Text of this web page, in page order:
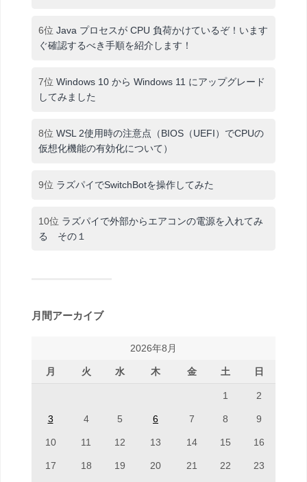
6位 Java プロセスが CPU 負荷かけているぞ！います
ぐ確認するべき手順を紹介します！
7位 Windows 10 から Windows 11 にアップグレード
してみました
8位 WSL 2使用時の注意点（BIOS（UEFI）でCPUの
仮想化機能の有効化について）
9位 ラズパイでSwitchBotを操作してみた
10位 ラズパイで外部からエアコンの電源を入れてみ
る その１
月間アーカイブ
2026年8月
月 火 水 木 金 土 日
1 2
3 4 5 6 7 8 9
10 11 12 13 14 15 16
17 18 19 20 21 22 23